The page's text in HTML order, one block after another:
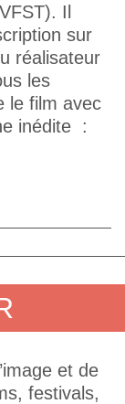
Il
sur
réalisateur
les
le film avec
inédite :
et de
festivals,